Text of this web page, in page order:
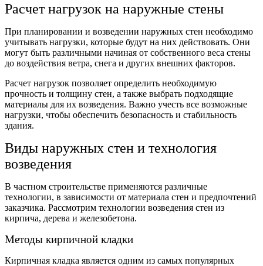
Расчет нагрузок на наружные стены
При планировании и возведении наружных стен необходимо
учитывать нагрузки, которые будут на них действовать. Они
могут быть различными начиная от собственного веса стены
до воздействия ветра, снега и других внешних факторов.
Расчет нагрузок позволяет определить необходимую
прочность и толщину стен, а также выбрать подходящие
материалы для их возведения. Важно учесть все возможные
нагрузки, чтобы обеспечить безопасность и стабильность
здания.
Виды наружных стен и технология
возведения
В частном строительстве применяются различные
технологии, в зависимости от материала стен и предпочтений
заказчика. Рассмотрим технологии возведения стен из
кирпича, дерева и железобетона.
Методы кирпичной кладки
Кирпичная кладка является одним из самых популярных